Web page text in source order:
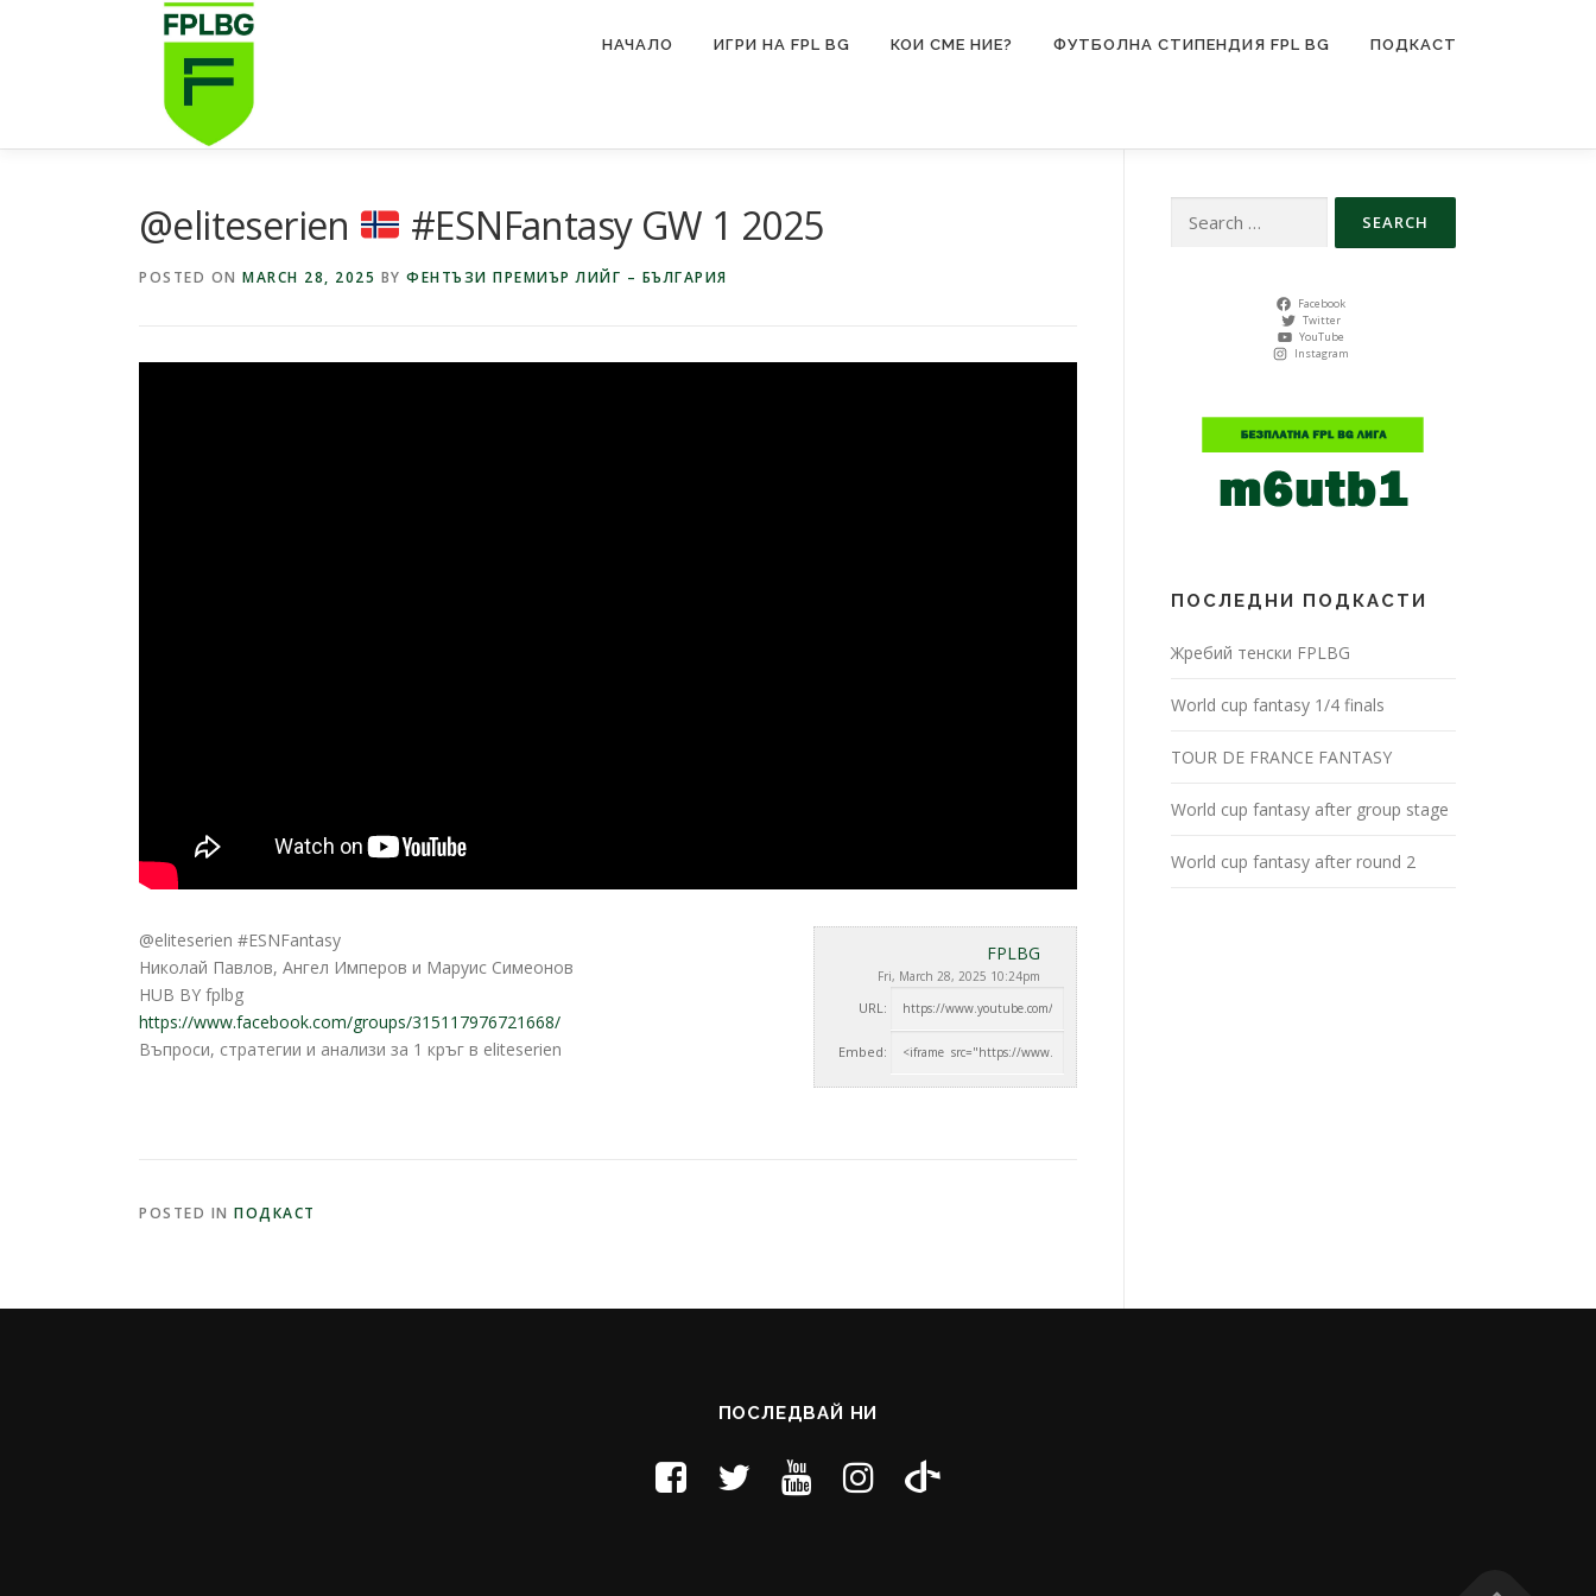
НАЧАЛО ИГРИ НА FPL BG КОИ СМЕ НИЕ? ФУТБОЛНА СТИПЕНДИЯ FPL BG ПОДКАСТ
@eliteserien #ESNFantasy GW 1 2025
POSTED ON MARCH 28, 2025 BY ФЕНТЪЗИ ПРЕМИЪР ЛИЙГ – БЪЛГАРИЯ
FPLBG
Fri, March 28, 2025 10:24pm
URL:
Embed:
@eliteserien #ESNFantasy
Николай Павлов, Ангел Имперов и Маруис Симеонов
HUB BY fplbg
https://www.facebook.com/groups/315117976721668/
Въпроси, стратегии и анализи за 1 кръг в eliteserien
POSTED IN ПОДКАСТ
for:
Facebook
Twitter
YouTube
Instagram
ПОСЛЕДНИ ПОДКАСТИ
Жребий тенски FPLBG
World cup fantasy 1/4 finals
TOUR DE FRANCE FANTASY
World cup fantasy after group stage
World cup fantasy after round 2
ПОСЛЕДВАЙ НИ